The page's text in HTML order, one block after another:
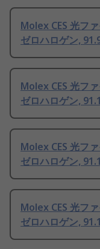
Molex CES 光フ
ゼロハロゲン,
Molex CES 光フ
ゼロハロゲン,
Molex CES 光フ
ゼロハロゲン,
Molex CES 光フ
ゼロハロゲン,